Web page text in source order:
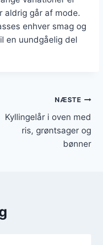
aldrig går af mode.
enhver smag og
en uundgåelig del
NÆSTE
Kyllingelår i oven med
ris, grøntsager og
bønner